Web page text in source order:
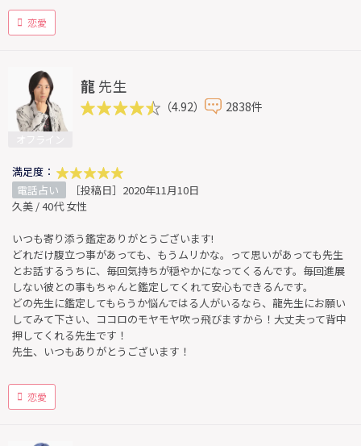
恋愛
龍 先生
（4.92） 2838件
満足度：
電話占い
［投稿日］2020年11月10日
久美 / 40代 女性
いつも寄り添う鑑定ありがとうございます!
どれだけ腹立つ事があっても、もうムリかな。って思いがあっても先生
とお話するうちに、毎回気持ちが穏やかになってくるんです。毎回進展
しない彼との事もちゃんと鑑定してくれて安心もできるんです。
どの先生に鑑定してもらうか悩んではる人がいるなら、龍先生にお願い
してみて下さい、ココロのモヤモヤ吹っ飛びますから！大丈夫って背中
押してくれる先生です！
先生、いつもありがとうございます！
恋愛